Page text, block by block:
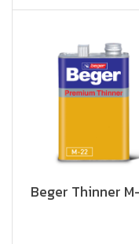
Beger Thinner